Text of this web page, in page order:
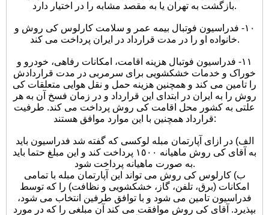
بازگشت به تهران یا به مقصد مشابه را در اختیار دارد.
١٠- فدراسیون فوتبال بیمه عمر و سلامت کارلوس کی روش و
خانواده او را در مدت قرارداد در ایران پرداخت می کند.
١١- فدراسیون فوتبال هزینه اقامت، امکانات رفاهی، خودرو و
خوراک و خدمات خشکشویی برای سرمربی در مدت قراردادش
را تامین می کند و همچنین هزینه حمل و نقل هوایی متعلقات کی
روش را به ایران در ابتدای این قرارداد و در زمان فسخ آن به هر
علتی به کشور محل اقامت کی روش پرداخت می کند. طرفیت
قرارداد همچنین با این موارد موافق هستند:
الف) در ازای آپارتمان مبله لوکسی که گفته شد فدراسیون باید
به آقای کی روش ماهیانه ١٥٠٠ پرداخت کند و این مبلغ حتما باید
به صورت ماهیانه پرداخت شود.
ب) کارلوس کی روش می تواند این آپارتمان مبله با تمامی
امکانات (برق، تلفن، گاز، خشکشویی و نظافت) را که توسط
فدراسیون تامین می شود و با توافق طرفین انتخاب می شود،
بپذیرد. آقای کی روش موافقت می کند آن مبلغی را که در مورد